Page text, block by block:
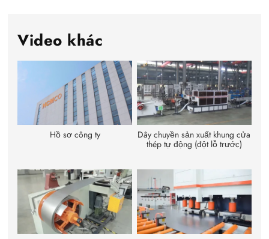
Video khác
Hồ sơ công ty
Dây chuyền sản xuất khung cửa
thép tự động (đột lỗ trước)